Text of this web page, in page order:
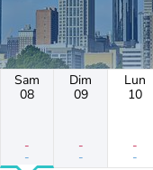
Sam
08
-
-
Dim
09
-
-
Lun
10
-
-